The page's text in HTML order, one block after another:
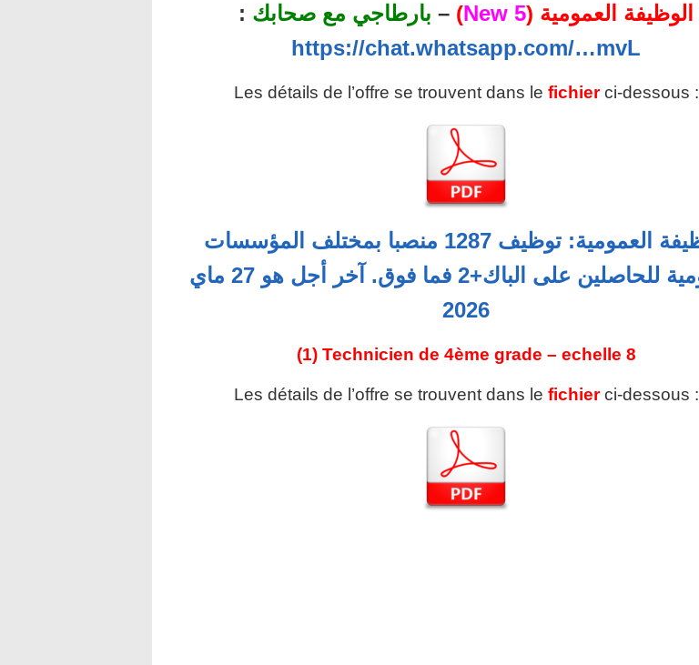
الوظيفة العمومية (5 New
)
– بارطاجي مع صحابك :
https://chat.whatsapp.com/…mvL
Les détails de l’offre se trouvent dans le fichier ci-dessous :
الوظيفة العمومية: توظيف 1287 منصبا بمختلف المؤسسات
العمومية للحاصلين على الباك+2 فما فوق. آخر أجل هو 27 ماي
2026
(1) Technicien de 4ème grade – echelle 8
Les détails de l’offre se trouvent dans le fichier ci-dessous :